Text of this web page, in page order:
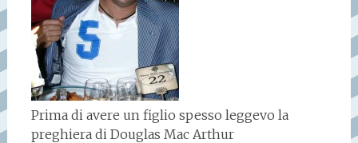
Prima di avere un figlio spesso leggevo la
preghiera di Douglas Mac Arthur